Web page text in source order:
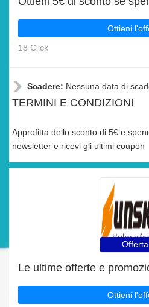
Ottieni
18 Click
Scadere: Nessuna data di
TERMINI E CONDIZIONI
Approfitta dello sconto di 5€ e
newsletter e ricevi gli ultimi coupon
Offerta
Le ultime offerte e
Ottieni